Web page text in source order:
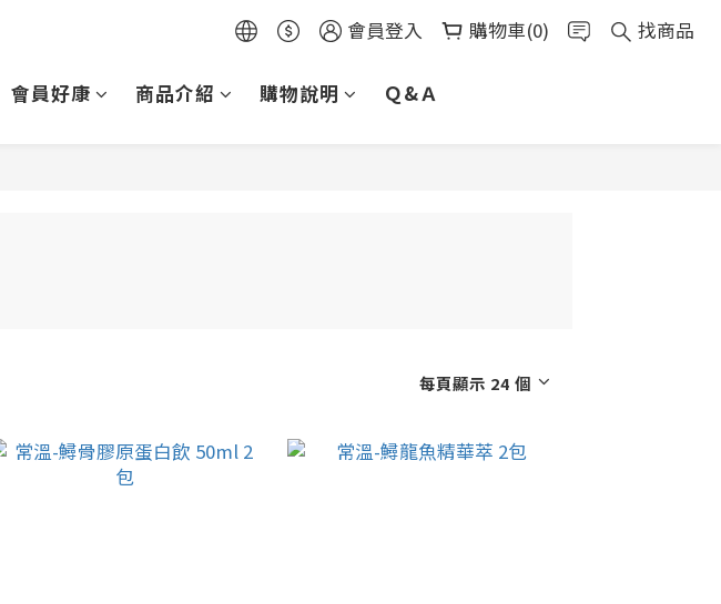
會員登入 購物車(0) 找商品
會員好康 商品介紹 購物說明 Ｑ&Ａ
每頁顯示 24 個